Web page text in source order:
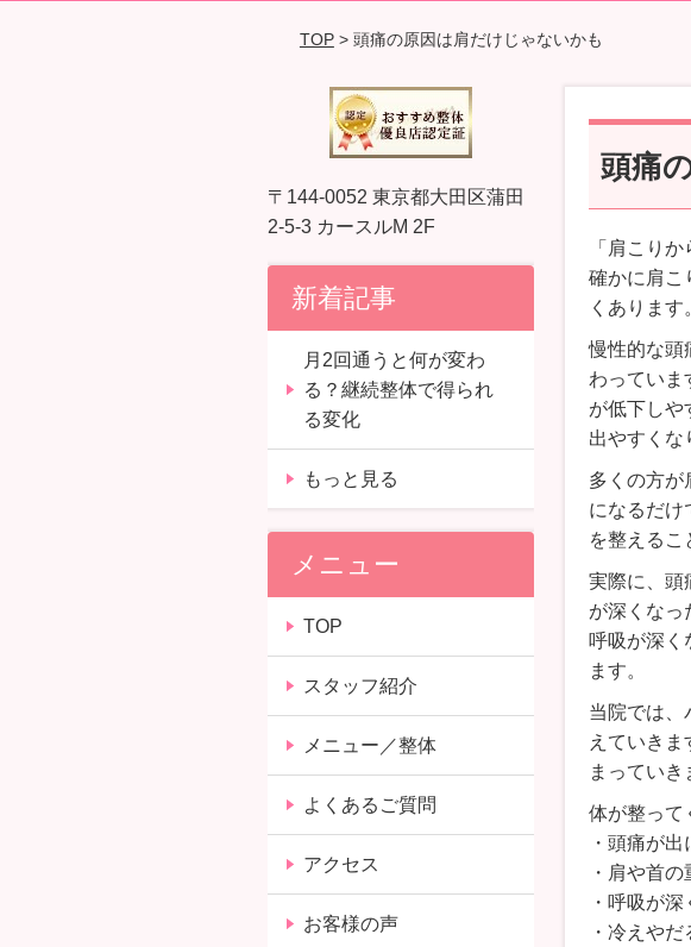
TOP> 頭痛の原因は肩だけじゃないかも
頭痛
「肩こり
確かに肩こ
くあります
慢性的な頭
わっていま
が低下しや
出やすくな
多くの方が
になるだけ
を整えるこ
実際に、頭
が深くなっ
呼吸が深く
ます。
当院では、
えていき
まっていき
体が整って
・頭痛が
・肩や首
・呼吸が
・冷えや
〒144-0052 東京都大田区蒲田
2-5-3 カースルM 2F
新着記事
月2回通うと何が変わ
る？継続整体で得られ
る変化
もっと見る
メニュー
TOP
スタッフ紹介
メニュー／整体
よくあるご質問
アクセス
お客様の声